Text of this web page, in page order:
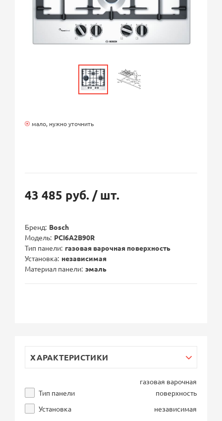
мало, нужно уточнить
43 485 руб. / шт.
Бренд Bosch
Модель PCI6A2B90R
Тип панели газовая варочная поверхность
Установка независимая
Материал панели эмаль
ХАРАКТЕРИСТИКИ
Тип панели
газовая варочная
поверхность
Установка
независимая